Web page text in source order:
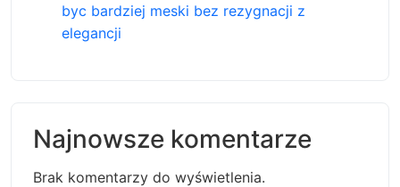
byc bardziej meski bez rezygnacji z
elegancji
Najnowsze komentarze
Brak komentarzy do wyświetlenia.